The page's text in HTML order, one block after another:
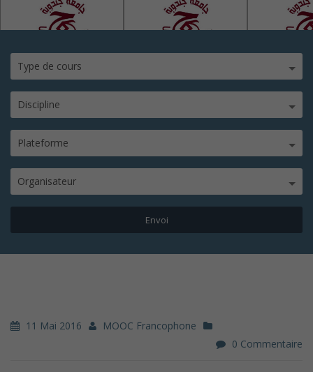
Type de cours
Discipline
Plateforme
Organisateur
11 Mai 2016
MOOC Francophone
0 Commentaire